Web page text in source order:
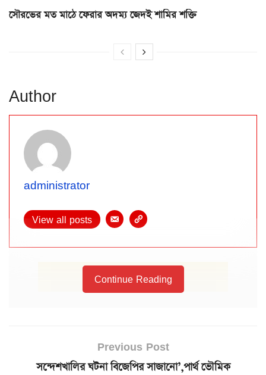
সৌরভের মত মাঠে ফেরার অদম্য জেদই শামির শক্তি
Author
administrator
View all posts
Continue Reading
Previous Post
সন্দেশখালির ঘটনা বিজেপির সাজানো’,পার্থ ভৌমিক